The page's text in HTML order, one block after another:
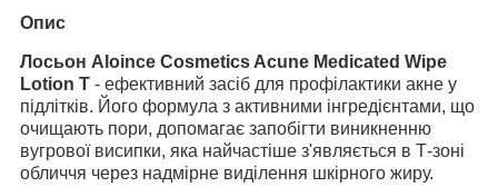
Опис
Лосьон Aloince Cosmetics Acune Medicated Wipe
Lotion T - ефективний засіб для профілактики акне у
підлітків. Його формула з активними інгредієнтами, що
очищають пори, допомагає запобігти виникненню
вугрової висипки, яка найчастіше з'являється в Т-зоні
обличчя через надмірне виділення шкірного жиру.